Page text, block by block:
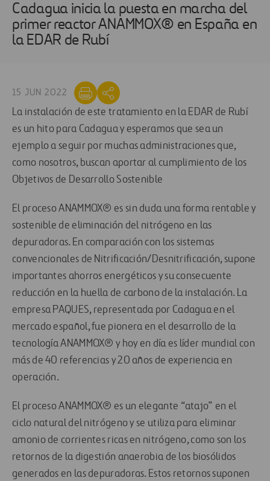
Cadagua inicia la puesta en marcha del
primer reactor ANAMMOX® en España en
la EDAR de Rubí
15 JUN 2022
La instalación de este tratamiento en la EDAR de Rubí
es un hito para Cadagua y esperamos que sea un
ejemplo a seguir por muchas administraciones que,
como nosotros, buscan aportar al cumplimiento de los
Objetivos de Desarrollo Sostenible
El proceso ANAMMOX® es sin duda una forma rentable y
sostenible de eliminación del nitrógeno en las
depuradoras. En comparación con los sistemas
convencionales de Nitrificación/Desnitrificación, supone
importantes ahorros energéticos y su consecuente
reducción en la huella de carbono de la instalación. La
empresa PAQUES, representada por Cadagua en el
mercado español, fue pionera en el desarrollo de la
tecnología ANAMMOX® y hoy en día es líder mundial con
más de 40 referencias y 20 años de experiencia en
operación.
El proceso ANAMMOX® es un elegante “atajo” en el
ciclo natural del nitrógeno y se utiliza para eliminar
amonio de corrientes ricas en nitrógeno, como son los
retornos de la digestión anaerobia de los biosólidos
generados en las depuradoras. Estos retornos suponen